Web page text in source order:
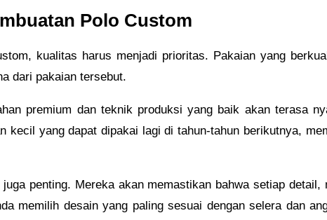
Polo Custom
kualitas harus menjadi prioritas. Pakaian yang
dari pakaian tersebut.
premium dan teknik produksi yang baik akan terasa
kecil yang dapat dipakai lagi di tahun-tahun berikutnya,
penting. Mereka akan memastikan bahwa setiap
memilih desain yang paling sesuai dengan selera dan